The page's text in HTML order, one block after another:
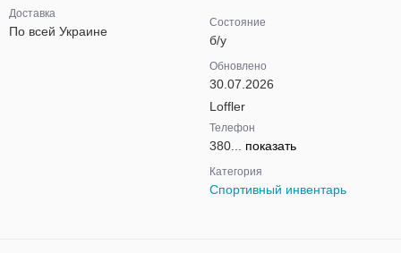
Доставка
По всей Украине
Состояние
б/у
Обновлено
30.07.2026
Loffler
Телефон
380... показать
Категория
Спортивный инвентарь